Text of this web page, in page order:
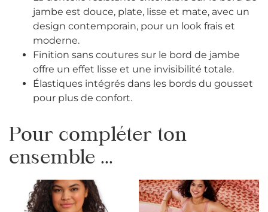
jambe est douce, plate, lisse et mate, avec un
design contemporain, pour un look frais et
moderne.
Finition sans coutures sur le bord de jambe
offre un effet lisse et une invisibilité totale.
Élastiques intégrés dans les bords du gousset
pour plus de confort.
Pour compléter ton
ensemble ...